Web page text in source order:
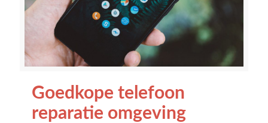
Goedkope telefoon
reparatie omgeving